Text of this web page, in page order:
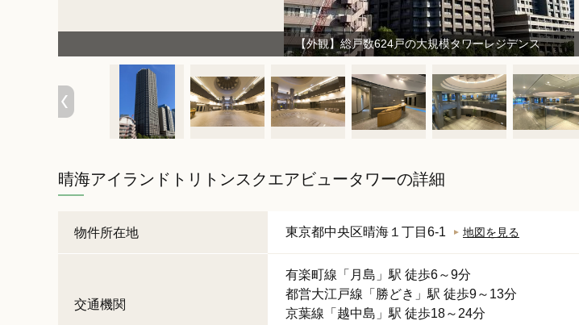
【外観】総戸数624戸の大規模タワーレジデンス
晴海アイランドトリトンスクエアビュータワーの詳細
物件所在地 東京都中央区晴海 １丁目6-1 地図を見る
交通機関
有楽町線 「 月島 」駅 徒歩6～9分
都営大江戸線 「 勝どき 」駅 徒歩9～13分
京葉線 「 越中島 」駅 徒歩18～24分